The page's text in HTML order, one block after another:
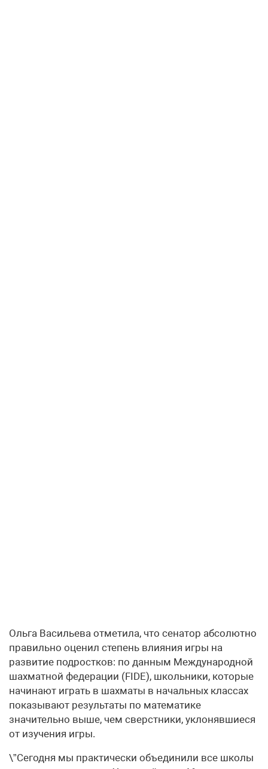
Ольга Васильева отметила, что сенатор абсолютно
правильно оценил степень влияния игры на
развитие подростков: по данным Международной
шахматной федерации (FIDE), школьники, которые
начинают играть в шахматы в начальных классах
показывают результаты по математике
значительно выше, чем сверстники, уклонявшиеся
от изучения игры.
\”Сегодня мы практически объединили все школы